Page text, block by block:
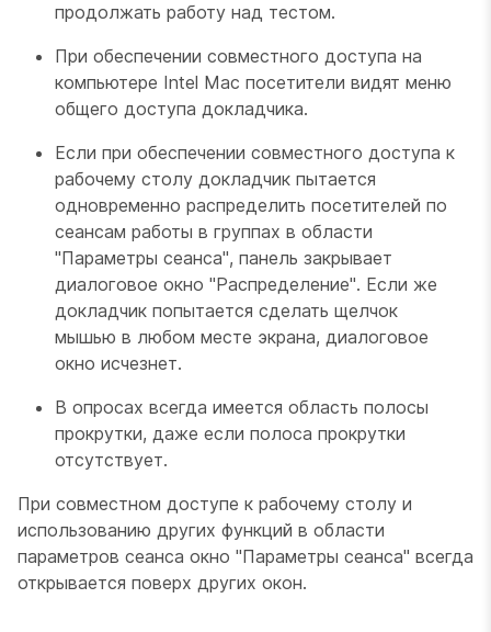
продолжать работу над тестом.
При обеспечении совместного доступа на
компьютере Intel Mac посетители видят меню
общего доступа докладчика.
Если при обеспечении совместного доступа к
рабочему столу докладчик пытается
одновременно распределить посетителей по
сеансам работы в группах в области
"Параметры сеанса", панель закрывает
диалоговое окно "Распределение". Если же
докладчик попытается сделать щелчок
мышью в любом месте экрана, диалоговое
окно исчезнет.
В опросах всегда имеется область полосы
прокрутки, даже если полоса прокрутки
отсутствует.
При совместном доступе к рабочему столу и
использованию других функций в области
параметров сеанса окно "Параметры сеанса" всегда
открывается поверх других окон.